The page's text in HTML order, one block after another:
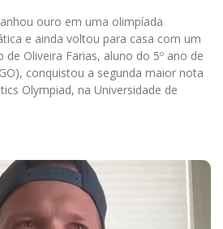
ouro em uma olimpíada
e ainda voltou para casa com um
de Oliveira Farias, aluno do 5º ano de
conquistou a segunda maior nota
Olympiad, na Universidade de